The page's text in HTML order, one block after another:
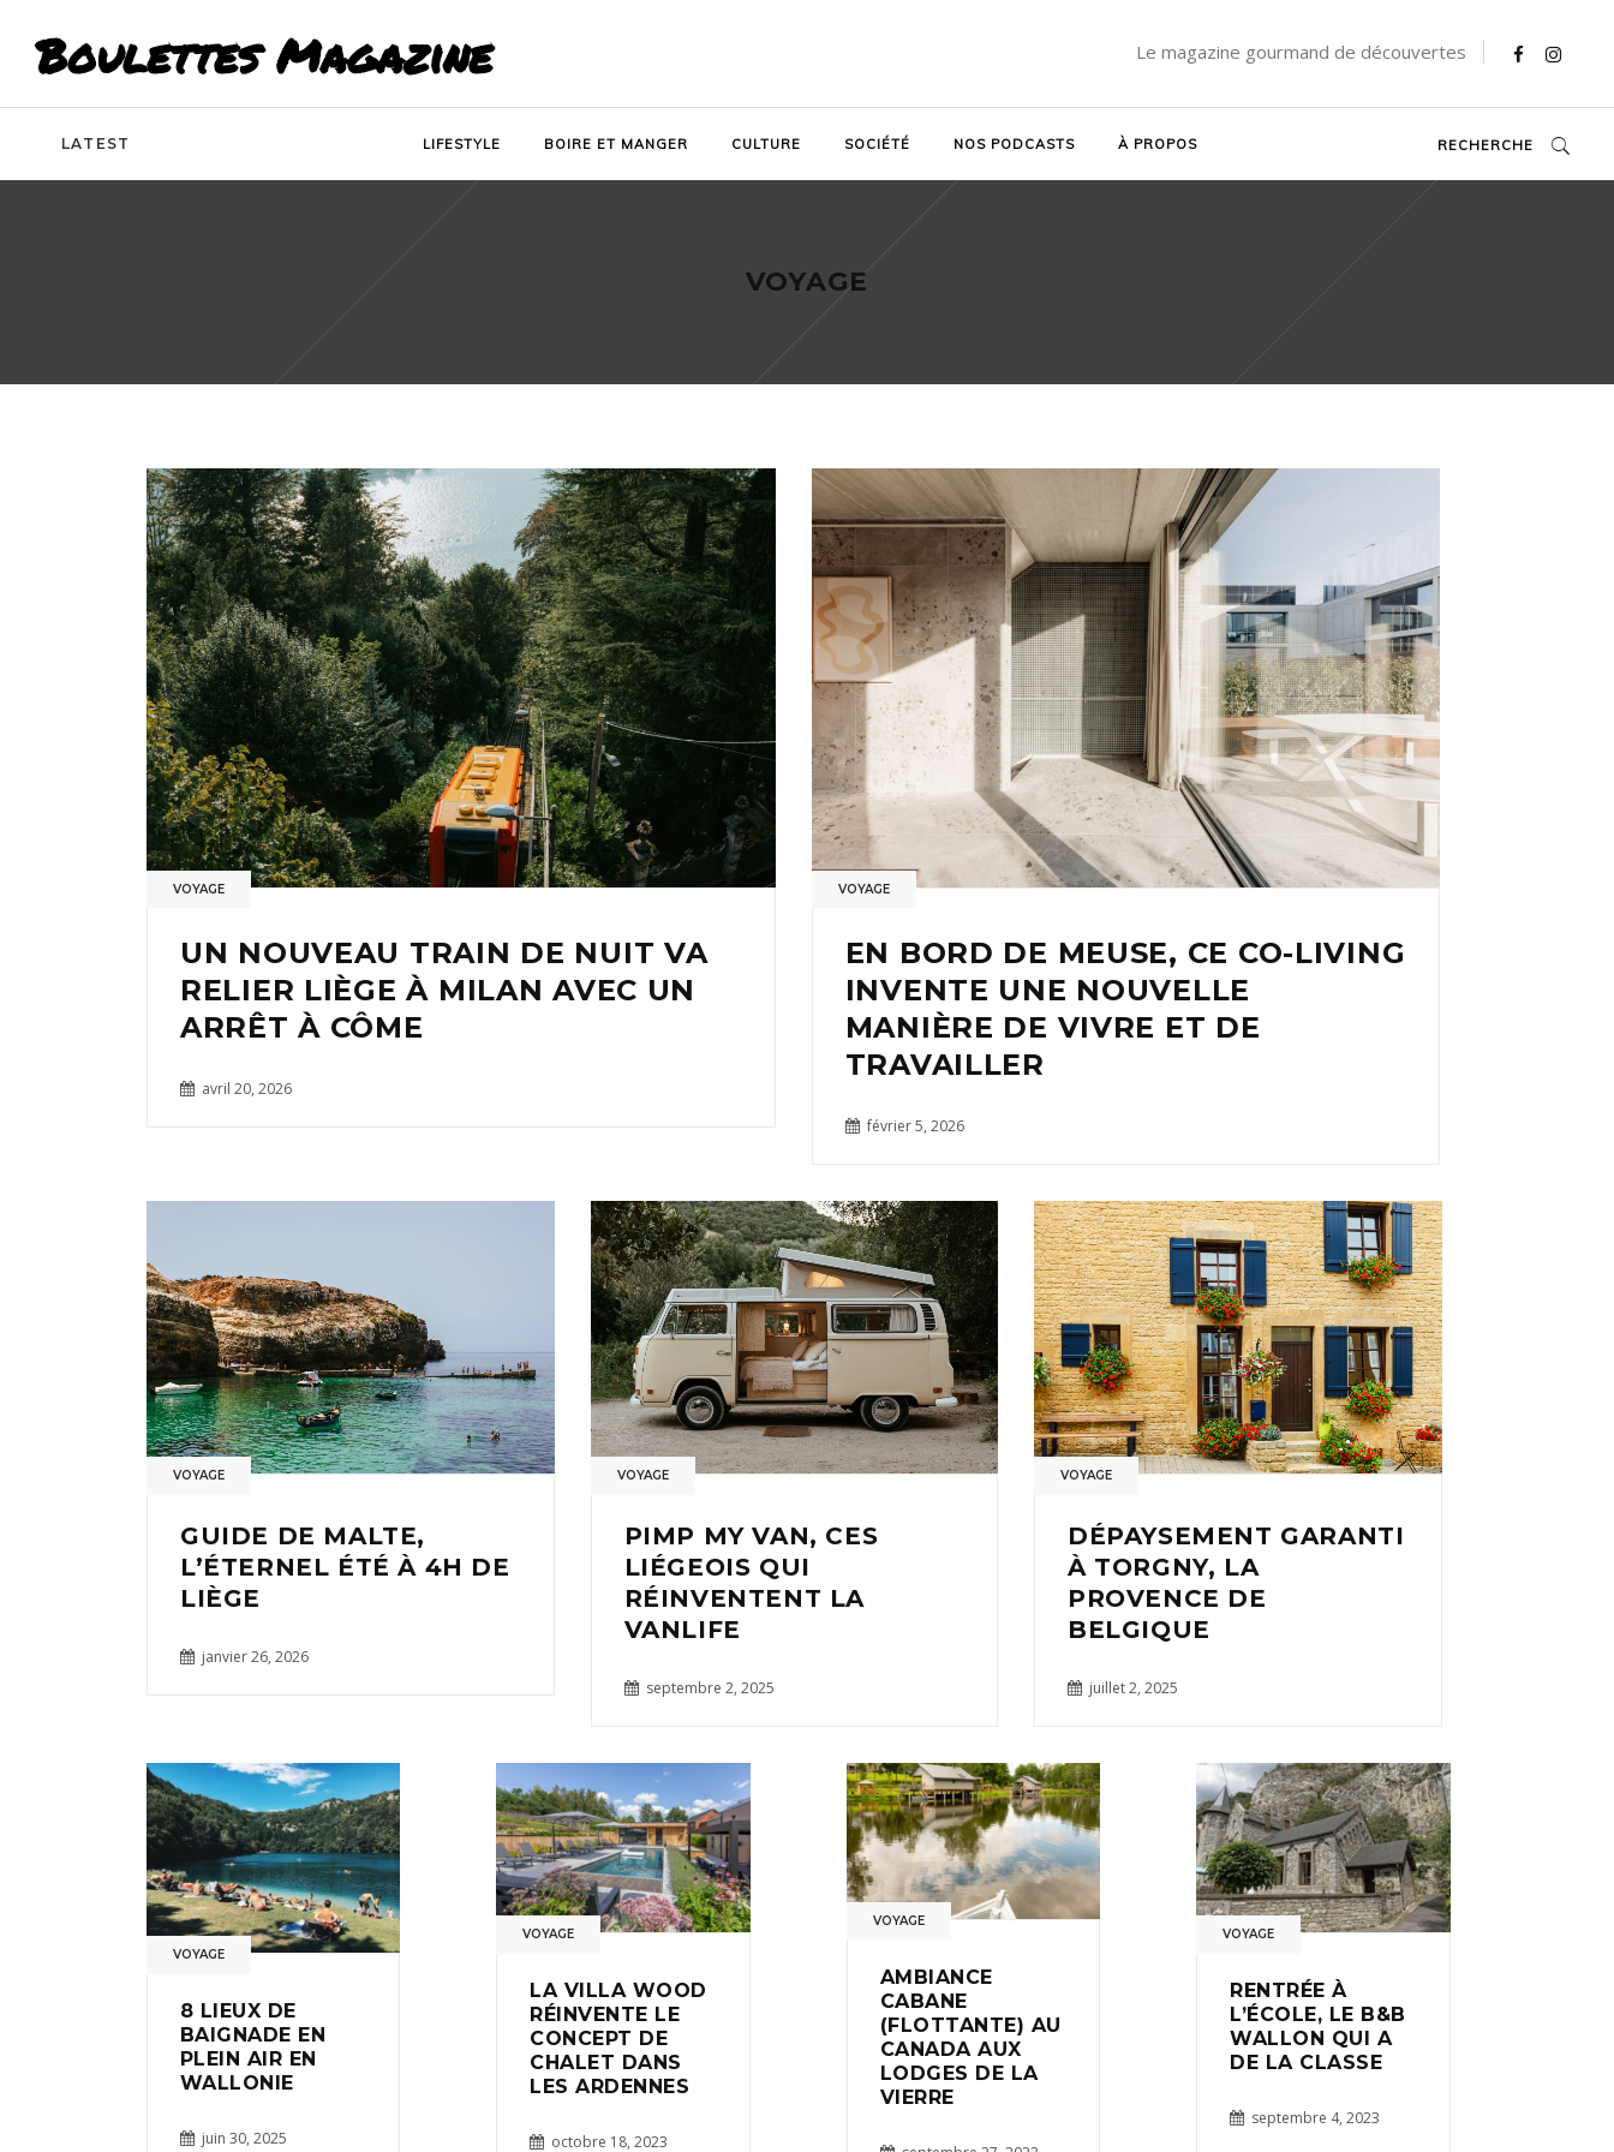
Boulettes Magazine Le magazine gourmand de découvertes
LATEST LIFESTYLE BOIRE ET MANGER CULTURE SOCIÉTÉ NOS PODCASTS À PROPOS RECHERCHE
VOYAGE
VOYAGE
UN NOUVEAU TRAIN DE NUIT VA
RELIER LIÈGE À MILAN AVEC UN
ARRÊT À CÔME
avril 20, 2026
VOYAGE
EN BORD DE MEUSE, CE CO-LIVING
INVENTE UNE NOUVELLE
MANIÈRE DE VIVRE ET DE
TRAVAILLER
février 5, 2026
VOYAGE
GUIDE DE MALTE,
L’ÉTERNEL ÉTÉ À 4H DE
LIÈGE
janvier 26, 2026
VOYAGE
PIMP MY VAN, CES
LIÉGEOIS QUI
RÉINVENTENT LA
VANLIFE
septembre 2, 2025
VOYAGE
DÉPAYSEMENT GARANTI
À TORGNY, LA
PROVENCE DE
BELGIQUE
juillet 2, 2025
VOYAGE
8 LIEUX DE
BAIGNADE EN
PLEIN AIR EN
WALLONIE
juin 30, 2025
VOYAGE
LA VILLA WOOD
RÉINVENTE LE
CONCEPT DE
CHALET DANS
LES ARDENNES
octobre 18, 2023
VOYAGE
AMBIANCE
CABANE
(FLOTTANTE) AU
CANADA AUX
LODGES DE LA
VIERRE
VOYAGE
RENTRÉE À
L’ÉCOLE, LE B&B
WALLON QUI A
DE LA CLASSE
septembre 4, 2023